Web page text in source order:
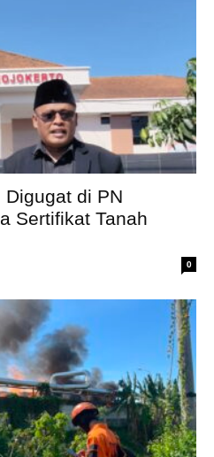
Digugat di PN
Sertifikat Tanah
0